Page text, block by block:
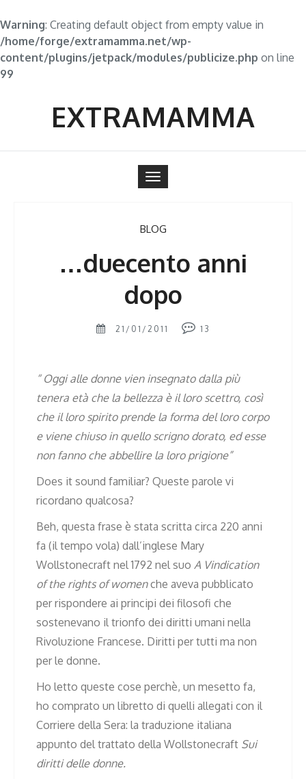
Warning: Creating default object from empty value in
/home/forge/extramamma.net/wp-
content/plugins/jetpack/modules/publicize.php on line
99
EXTRAMAMMA
Toggle
navigation
BLOG
…duecento anni
dopo
21/01/2011 13
“Oggi alle donne vien insegnato dalla più
tenera età che la bellezza è il loro scettro, così
che il loro spirito prende la forma del loro corpo
e viene chiuso in quello scrigno dorato, ed esse
non fanno che abbellire la loro prigione”
Does it sound familiar? Queste parole vi
ricordano qualcosa?
Beh, questa frase è stata scritta circa 220 anni
fa (il tempo vola) dall’inglese Mary
Wollstonecraft nel 1792 nel suo A Vindication
of the rights of womenche aveva pubblicato
per rispondere ai principi dei filosofi che
sostenevano il trionfo dei diritti umani nella
Rivoluzione Francese. Diritti per tutti ma non
per le donne.
Ho letto queste cose perchè, un mesetto fa,
ho comprato un libretto di quelli allegati con il
Corriere della Sera: la traduzione italiana
appunto del trattato della Wollstonecraft Sui
diritti delle donne.